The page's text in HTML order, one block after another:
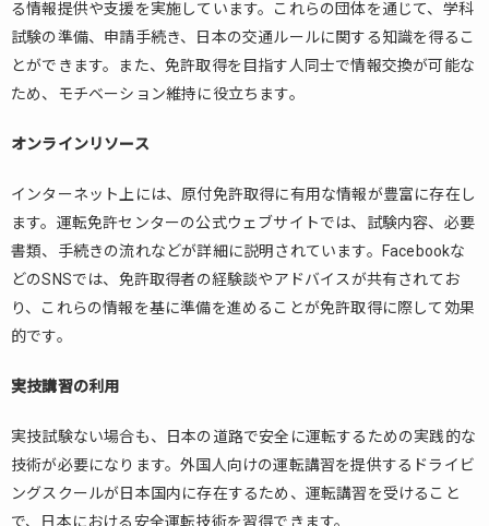
る情報提供や支援を実施しています。これらの団体を通じて、学科
試験の準備、申請手続き、日本の交通ルールに関する知識を得るこ
とができます。また、免許取得を目指す人同士で情報交換が可能な
ため、モチベーション維持に役立ちます。
オンラインリソース
インターネット上には、原付免許取得に有用な情報が豊富に存在し
ます。運転免許センターの公式ウェブサイトでは、試験内容、必要
書類、手続きの流れなどが詳細に説明されています。Facebookな
どのSNSでは、免許取得者の経験談やアドバイスが共有されてお
り、これらの情報を基に準備を進めることが免許取得に際して効果
的です。
実技講習の利用
実技試験ない場合も、日本の道路で安全に運転するための実践的な
技術が必要になります。外国人向けの運転講習を提供するドライビ
ングスクールが日本国内に存在するため、運転講習を受けること
で、日本における安全運転技術を習得できます。